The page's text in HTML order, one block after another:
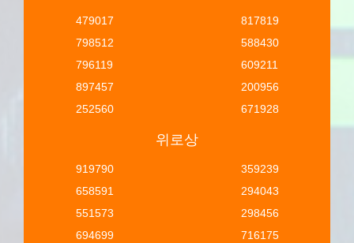
479017
798512
796119
897457
252560
817819
588430
609211
200956
671928
위로상
919790
658591
551573
694699
359239
294043
298456
716175